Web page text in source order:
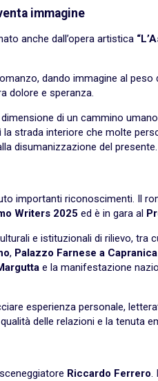
immagine
anche dall’opera artistica
dando immagine al
dolore e speranza.
di un cammino
la strada interiore che molte
disumanizzazione del presente.
importanti riconoscimenti. Il
Writers 2025 ed è in gara al
e istituzionali di rilievo, tra
, Palazzo Farnese a
e la manifestazione
esperienza personale,
delle relazioni e la tenuta
Riccardo Ferrero.